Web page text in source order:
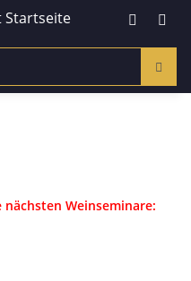
Weinseminare: